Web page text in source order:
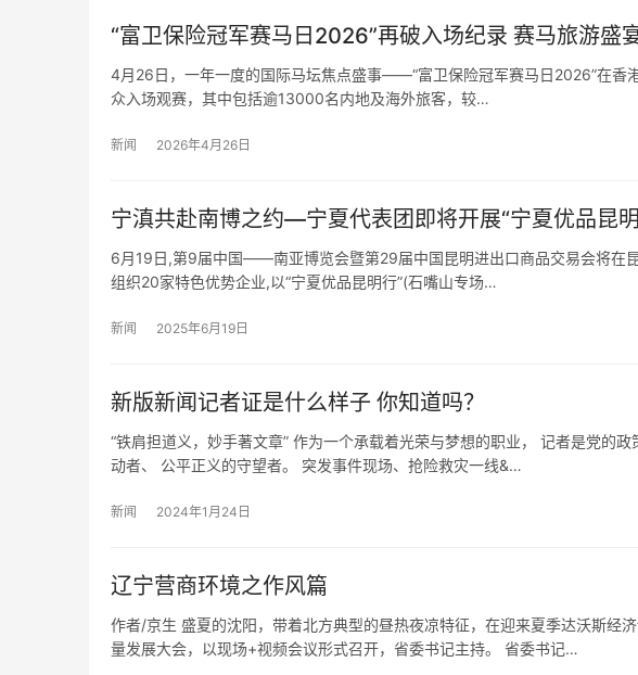
“富卫保险冠军赛马日2026”再破入场纪录 赛马旅游盛
4月26日，一年一度的国际马坛焦点盛事——“富卫保险冠军赛马日2026”在香
众入场观赛，其中包括逾13000名内地及海外旅客，较…
新闻 2026年4月26日
宁滇共赴南博之约—宁夏代表团即将开展“宁夏优品昆
6月19日,第9届中国——南亚博览会暨第29届中国昆明进出口商品交易会将在
组织20家特色优势企业,以“宁夏优品昆明行”(石嘴山专场…
新闻 2025年6月19日
新版新闻记者证是什么样子 你知道吗？
“铁肩担道义，妙手著文章” 作为一个承载着光荣与梦想的职业， 记者是党的
动者、 公平正义的守望者。 突发事件现场、抢险救灾一线&…
新闻 2024年1月24日
辽宁营商环境之作风篇
作者/京生 盛夏的沈阳，带着北方典型的昼热夜凉特征，在迎来夏季达沃斯经
量发展大会，以现场+视频会议形式召开，省委书记主持。 省委书记…